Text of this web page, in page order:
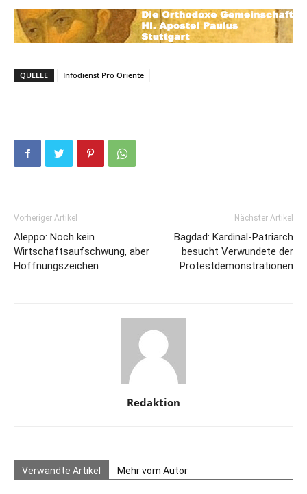
QUELLE Infodienst Pro Oriente
Vorheriger Artikel
Aleppo: Noch kein
Wirtschaftsaufschwung, aber
Hoffnungszeichen
Nächster Artikel
Bagdad: Kardinal-Patriarch
besucht Verwundete der
Protestdemonstrationen
Redaktion
Verwandte Artikel Mehr vom Autor